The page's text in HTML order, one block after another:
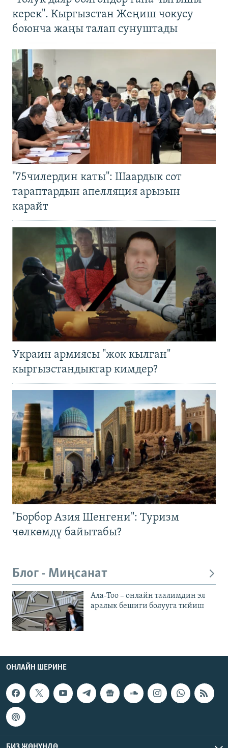
керек". Кыргызстан Жеңиш чокусу
боюнча жаңы талап сунуштады
"75чилердин каты": Шаардык сот
тараптардын апелляция арызын
карайт
Украин армиясы "жок кылган"
кыргызстандыктар кимдер?
"Борбор Азия Шенгени": Туризм
чөлкөмдү байытабы?
Блог - Миңсанат
Ала-Тоо – онлайн таалимдин эл
аралык бешиги болууга тийиш
ОНЛАЙН ШЕРИНЕ